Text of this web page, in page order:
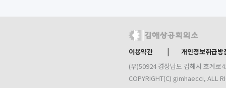
이용약관 |
개인정보취급방
(우)50924 경상남도 김해시 호계
COPYRIGHT(C) gimhaecci, ALL